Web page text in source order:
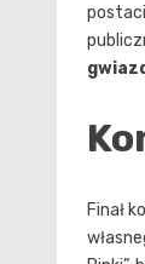
Finał